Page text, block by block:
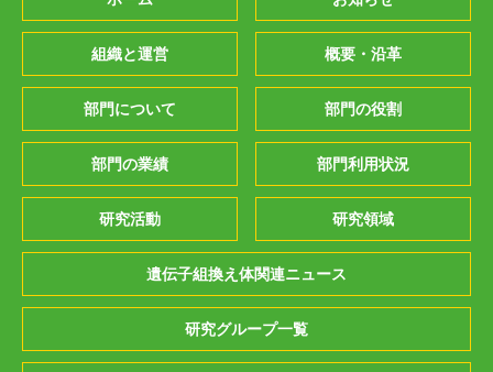
組織と運営 概要・沿革
部門について 部門の役割
部門の業績 部門利用状況
研究活動 研究領域
遺伝子組換え体関連ニュース
研究グループ一覧